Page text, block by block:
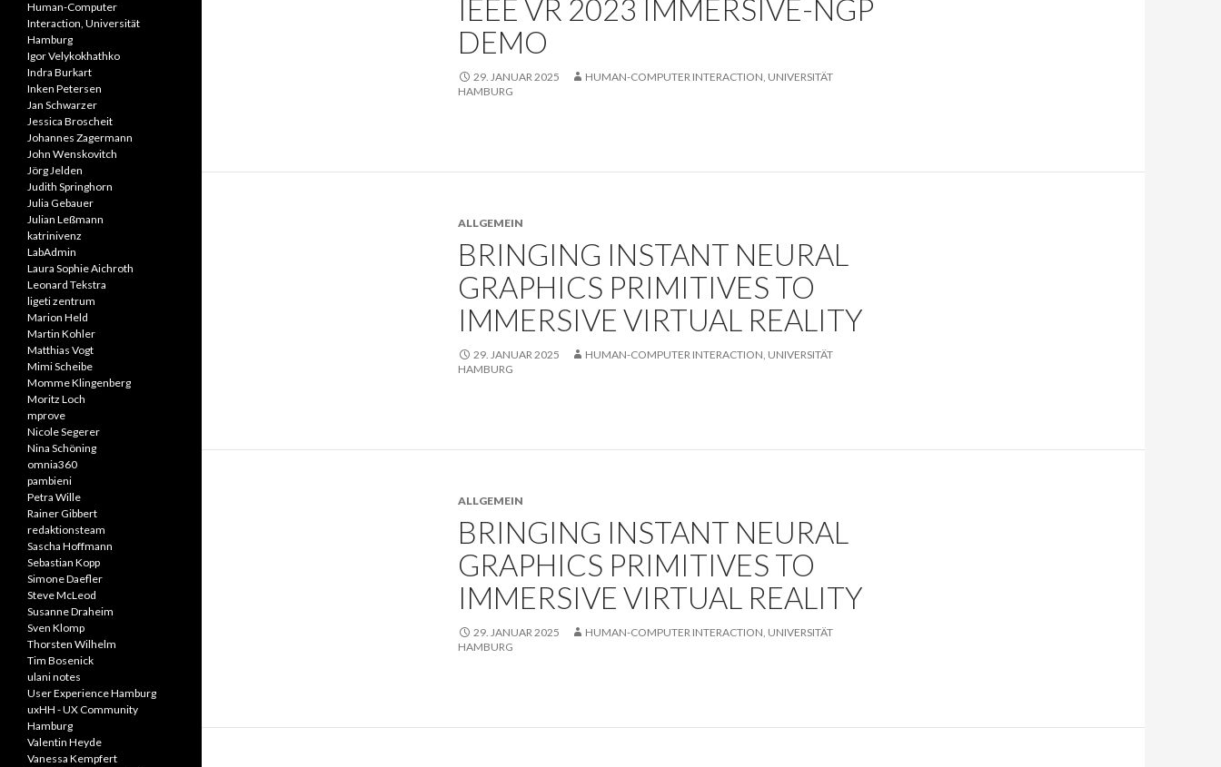
IEEE VR 2023 IMMERSIVE-NGP
DEMO
29. JANUAR 2025
HUMAN-COMPUTER INTERACTION, UNIVERSITÄT
HAMBURG
ALLGEMEIN
BRINGING INSTANT NEURAL
GRAPHICS PRIMITIVES TO
IMMERSIVE VIRTUAL REALITY
29. JANUAR 2025
HUMAN-COMPUTER INTERACTION, UNIVERSITÄT
HAMBURG
ALLGEMEIN
BRINGING INSTANT NEURAL
GRAPHICS PRIMITIVES TO
IMMERSIVE VIRTUAL REALITY
29. JANUAR 2025
HUMAN-COMPUTER INTERACTION, UNIVERSITÄT
HAMBURG
Human-Computer
Interaction, Universität
Hamburg
Igor Velykokhathko
Indra Burkart
Inken Petersen
Jan Schwarzer
Jessica Broscheit
Johannes Zagermann
John Wenskovitch
Jörg Jelden
Judith Springhorn
Julia Gebauer
Julian Leßmann
katrinivenz
LabAdmin
Laura Sophie Aichroth
Leonard Tekstra
ligeti zentrum
Marion Held
Martin Kohler
Matthias Vogt
Mimi Scheibe
Momme Klingenberg
Moritz Loch
mprove
Nicole Segerer
Nina Schöning
omnia360
pambieni
Petra Wille
Rainer Gibbert
redaktionsteam
Sascha Hoffmann
Sebastian Kopp
Simone Daefler
Steve McLeod
Susanne Draheim
Sven Klomp
Thorsten Wilhelm
Tim Bosenick
ulani notes
User Experience Hamburg
uxHH - UX Community
Hamburg
Valentin Heyde
Vanessa Kempfert